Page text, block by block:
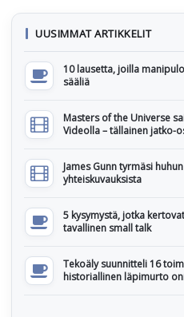
UUSIMMAT ARTIKKELIT
10 lausetta, joilla
sääliä
Masters of the Universe
Videolla – tällainen jatko-
James Gunn tyrmäsi
yhteiskuvauksista
5 kysymystä, jotka
tavallinen small talk
Tekoäly suunnitteli 16
historiallinen läpimurto